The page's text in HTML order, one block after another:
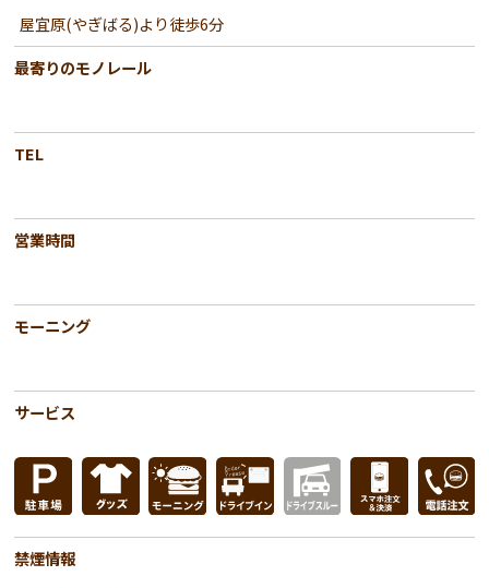
屋宜原(やぎばる)より徒歩6分
最寄りのモノレール
TEL
営業時間
モーニング
サービス
禁煙情報